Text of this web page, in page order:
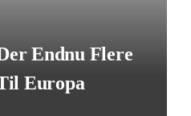
Endnu Flere
Europa